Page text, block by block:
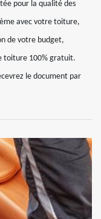
pour la qualité des
avec votre toiture,
de votre budget,
toiture 100% gratuit.
le document par